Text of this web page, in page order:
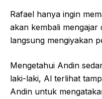
Rafael hanya ingin
akan kembali mengajar
langsung mengiyakan
Mengetahui Andin
laki-laki, Al terlihat
Andin untuk